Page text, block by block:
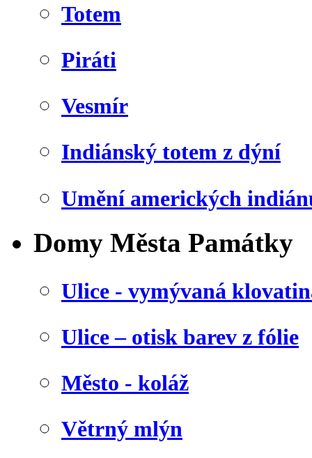
Totem
Piráti
Vesmír
Indiánský totem z dýní
Umění amerických
Domy Města Památky
Ulice - vymývaná
Ulice – otisk barev z fólie
Město - koláž
Větrný mlýn